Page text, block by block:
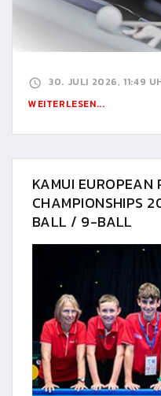
30. JULI 2026, 11:49
WEITERLESEN...
KAMUI EUROPEAN
CHAMPIONSHIPS
BALL / 9-BALL